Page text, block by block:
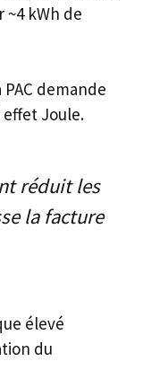
kWh de
demande
effet Joule.
réduit les
la facture
élevé
du